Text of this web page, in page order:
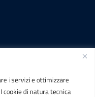
i servizi e ottimizzare
cookie di natura tecnica